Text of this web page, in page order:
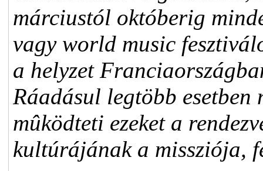
márciustól októberig
vagy world music
a helyzet
Ráadásul legtöbb
mûködteti ezeket a
kultúrájának a missziója,